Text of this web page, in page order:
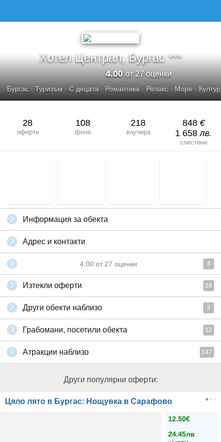
Хотел Централ, Бургас ***
4.00от 27 оценки
Бургас · Туризъм · С децата · Романтика · Релакс · Море ·
28
оферти
108
фена
218
ваучера
848 €
1 658лв.
спестени
Информация за обекта
Адрес и контакти
4.00 от 27 оценки 8
Изтекли оферти 20
Други обекти наблизо 5
Грабомани, посетили обекта 12
Атракции наблизо 147
Други популярни оферти:
Цяло лято в Бургас: Нощувка в Сарафово
12.50€
24.45лв